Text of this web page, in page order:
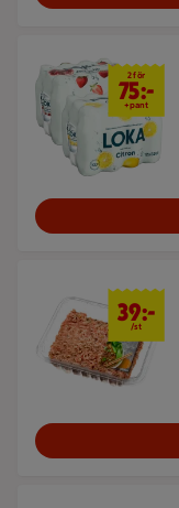
2 för 75 kr
2 för
75:-
+pant
39 kr/st
39:-
/st